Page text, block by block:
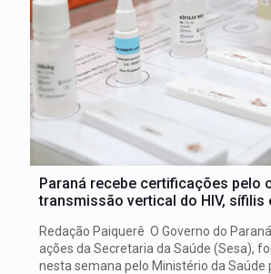
Paraná recebe certificações pelo
transmissão vertical do HIV, sífilis
Redação Paiquerê O Governo do
ações da Secretaria da Saúde (Sesa),
nesta semana pelo Ministério da Saúde